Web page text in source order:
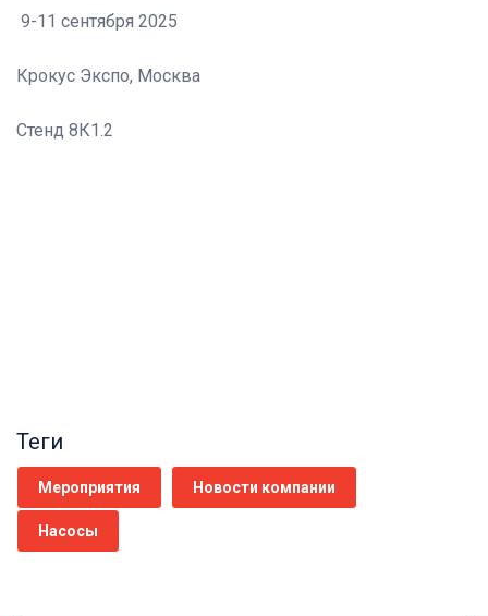
9-11 сентября 2025
Крокус Экспо, Москва
Стенд 8К1.2
Теги
Мероприятия Новости компании
Насосы